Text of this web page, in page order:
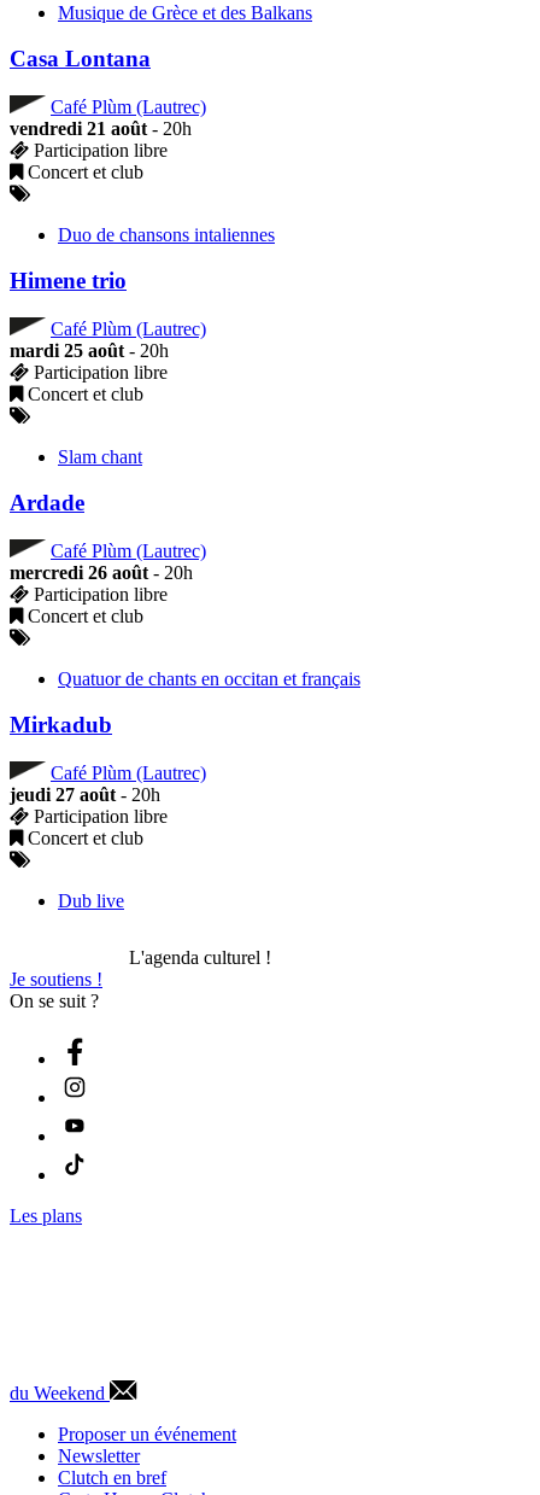
Musique de Grèce et des Balkans
Casa Lontana
Café Plùm (Lautrec)
vendredi 21 août - 20h
Participation libre
Concert et club
Duo de chansons intaliennes
Himene trio
Café Plùm (Lautrec)
mardi 25 août - 20h
Participation libre
Concert et club
Slam chant
Ardade
Café Plùm (Lautrec)
mercredi 26 août - 20h
Participation libre
Concert et club
Quatuor de chants en occitan et français
Mirkadub
Café Plùm (Lautrec)
jeudi 27 août - 20h
Participation libre
Concert et club
Dub live
L'agenda culturel !
Je soutiens !
On se suit ?
Les plans
du Weekend
Proposer un événement
Newsletter
Clutch en bref